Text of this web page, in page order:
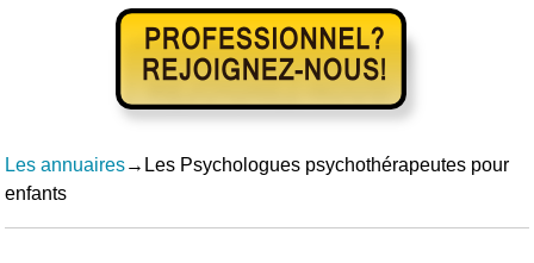
Les annuaires→Les Psychologues psychothérapeutes pour
enfants